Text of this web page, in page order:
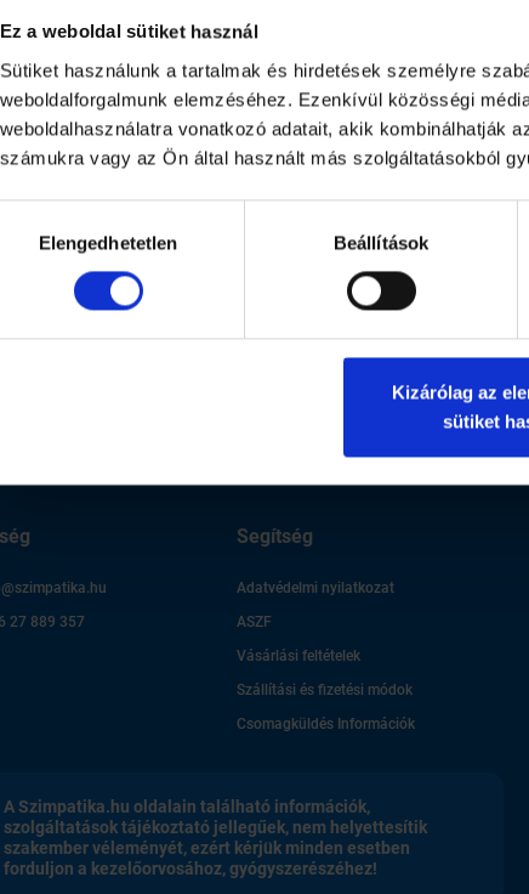
Ez a weboldal sütiket használ
Sütiket használunk a tartalmak és hirdetések személyre
weboldalforgalmunk elemzéséhez. Ezenkívül közösségi
weboldalhasználatra vonatkozó adatait, akik kombinálhatják
számukra vagy az Ön által használt más szolgáltatásokból
Elengedhetetlen Beállítások
Kizárólag az
sütiket
kis
12 titok, amit tudnod kell!
27 889 357
Segítség
Adatvédelmi nyilatkozat
ASZF
Vásárlási feltételek
Szállítási és fizetési módok
Csomagküldés Információk
A Szimpatika.hu oldalain található információk,
szolgáltatások tájékoztató jellegűek, nem helyettesítik
szakember véleményét, ezért kérjük minden esetben
forduljon a kezelőorvosához, gyógyszerészéhez!